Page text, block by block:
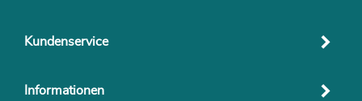
Kundenservice
Informationen